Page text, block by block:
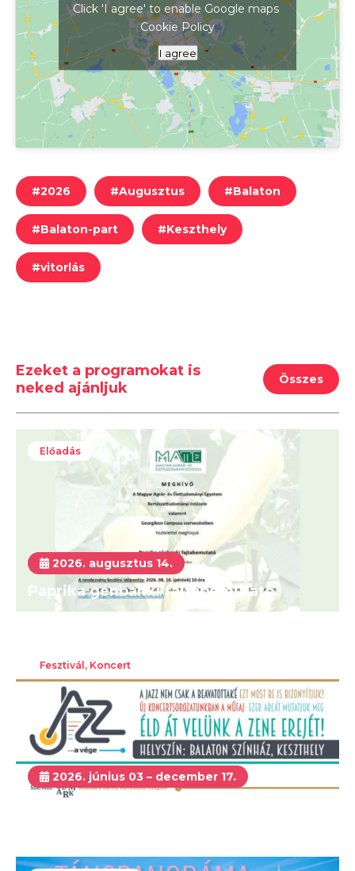
Kattints ide a térkép megjelenítéséhez
Click 'I agree' to enable Google maps
Cookie Policy
I agree
#2026 #Augusztus #Balaton
#Balaton-part #Keszthely
#vitorlás
Ezeket a programokat is
neked ajánljuk
Összes
Előadás
2026. augusztus 14.
Paprika génbanki fajtabemutató
Fesztivál, Koncert
2026. június 03 – december 17.